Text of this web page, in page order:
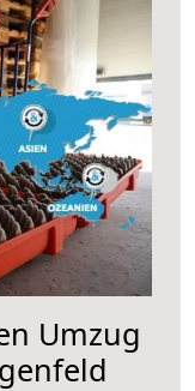
Umzug